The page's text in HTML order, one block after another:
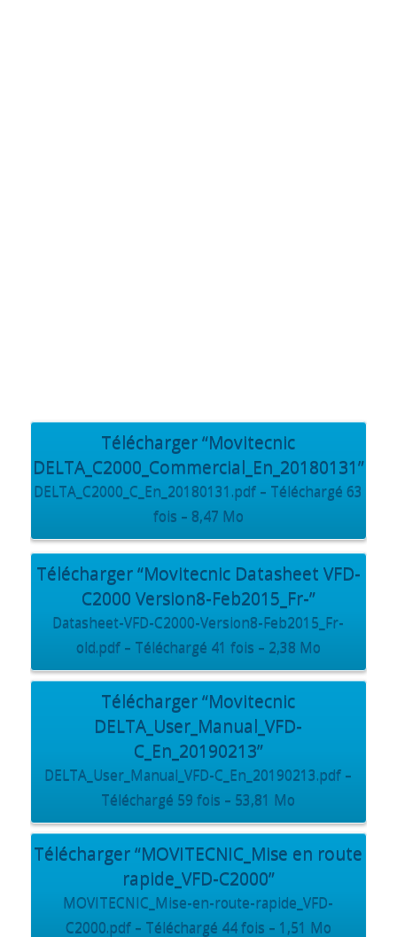
Télécharger “Movitecnic
DELTA_C2000_Commercial_En_20180131”
DELTA_C2000_C_En_20180131.pdf – Téléchargé 63
fois – 8,47 Mo
Télécharger “Movitecnic Datasheet VFD-
C2000 Version8-Feb2015_Fr-”
Datasheet-VFD-C2000-Version8-Feb2015_Fr-
old.pdf – Téléchargé 41 fois – 2,38 Mo
Télécharger “Movitecnic
DELTA_User_Manual_VFD-
C_En_20190213”
DELTA_User_Manual_VFD-C_En_20190213.pdf –
Téléchargé 59 fois – 53,81 Mo
Télécharger “MOVITECNIC_Mise en route
rapide_VFD-C2000”
MOVITECNIC_Mise-en-route-rapide_VFD-
C2000.pdf – Téléchargé 44 fois – 1,51 Mo